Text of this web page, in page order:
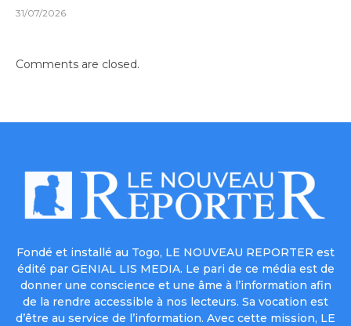
31/07/2026
Comments are closed.
Fondé et installé au Togo, LE NOUVEAU REPORTER est
édité par GENIAL LIS MEDIA. Le pari de ce média est de
donner une conscience et une âme à l’information afin
de la rendre accessible à nos lecteurs. Sa vocation est
d’être au service de l’information. Avec cette mission, LE